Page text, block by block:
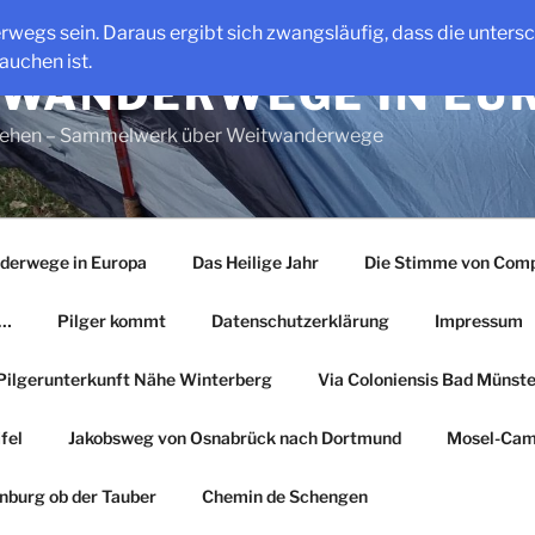
sein. Daraus ergibt sich zwangsläufig, dass die
ist.
IN
– Sammelwerk über Weitwanderwege
in Europa Das Heilige Jahr Die Stimme von
Pilger kommt Datenschutzerklärung Impressum
Nähe Winterberg Via Coloniensis Bad
Jakobsweg von Osnabrück nach Dortmund Mosel-
ob der Tauber Chemin de Schengen